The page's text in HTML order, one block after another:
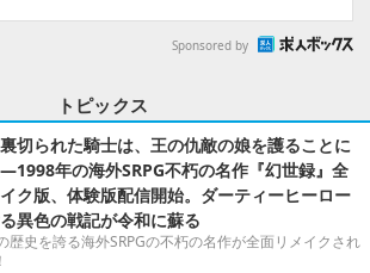
Sponsored by
トピックス
切られた騎士は、王の仇敵の娘を護ることに
年の海外SRPG不朽の名作『幻世録』全
ク版、体験版配信開始。ダーティーヒーロー
異色の戦記が令和に蘇る
歴史を誇る海外SRPGの不朽の名作が全面リメイクされ